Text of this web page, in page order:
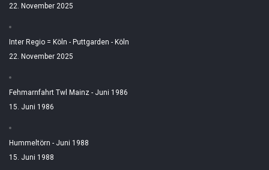
22. November 2025
Inter Regio = Köln - Puttgarden - Köln
22. November 2025
Fehmarnfahrt Twl Mainz - Juni 1986
15. Juni 1986
Hummeltörn - Juni 1988
15. Juni 1988